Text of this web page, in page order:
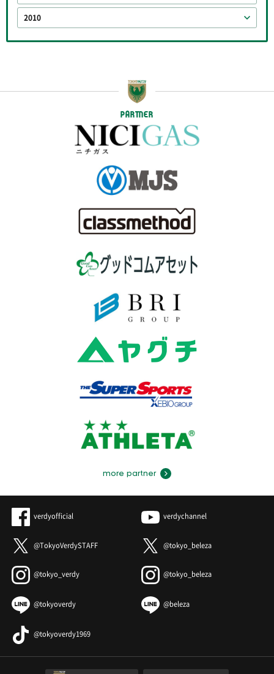
2010
PARTNER
more partner
verdyofficial verdychannel
@TokyoVerdySTAFF @tokyo_beleza
@tokyo_verdy @tokyo_beleza
@tokyoverdy @beleza
@tokyoverdy1969